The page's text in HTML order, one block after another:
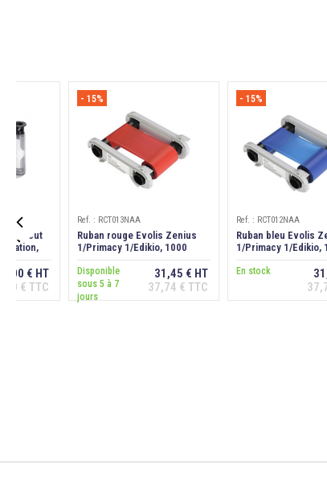
 cut
€ HT
€ TTC
au
- 15%
Ref. : RCT013NAA
Ruban rouge Evolis Zenius
1/Primacy 1/Edikio, 1000
Disponible
sous 5 à 7
jours
31,45 € HT
37,74 € TTC
Ajouter au
- 15%
Ref. : RCT012NAA
Ruban bleu Evolis
1/Primacy 1/Edikio,
En stock
Ajouter